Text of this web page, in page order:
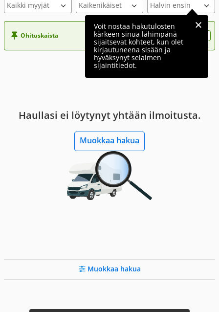
Kaikki myyjät
Voit nostaa hakutulosten
kärkeen sinua lähimpänä
sijaitsevat kohteet, kun olet
kirjautuneena sisään ja
hyväksynyt selaimen
sijaintitiedot.
Ohituskaista Nosta ilmoituksesi tähän?
Haullasi ei löytynyt yhtään ilmoitusta.
Muokkaa hakua
Muokkaa hakua